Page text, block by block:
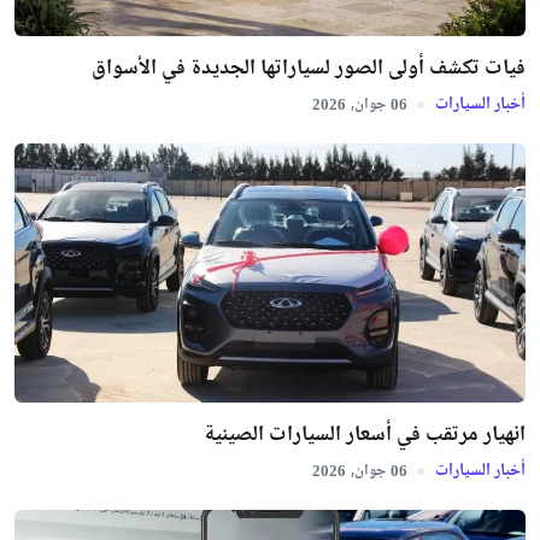
فيات تكشف أولى الصور لسياراتها الجديدة في الأسواق
أخبار السيارات 06 جوان, 2026
انهيار مرتقب في أسعار السيارات الصينية
أخبار السيارات 06 جوان, 2026